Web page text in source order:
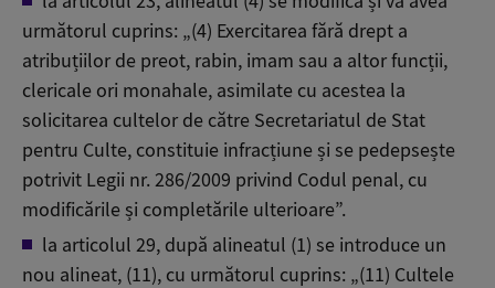
următorul cuprins: „(4) Exercitarea fără drept a
atribuțiilor de preot, rabin, imam sau a altor funcții,
clericale ori monahale, asimilate cu acestea la
solicitarea cultelor de către Secretariatul de Stat
pentru Culte, constituie infracțiune și se pedepsește
potrivit Legii nr. 286/2009 privind Codul penal, cu
modificările și completările ulterioare”.
la articolul 29, după alineatul (1) se introduce un
nou alineat, (11), cu următorul cuprins: „(11) Cultele